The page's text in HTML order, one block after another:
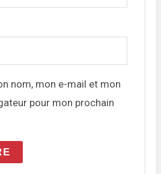
nom, mon e-mail et mon
pour mon prochain